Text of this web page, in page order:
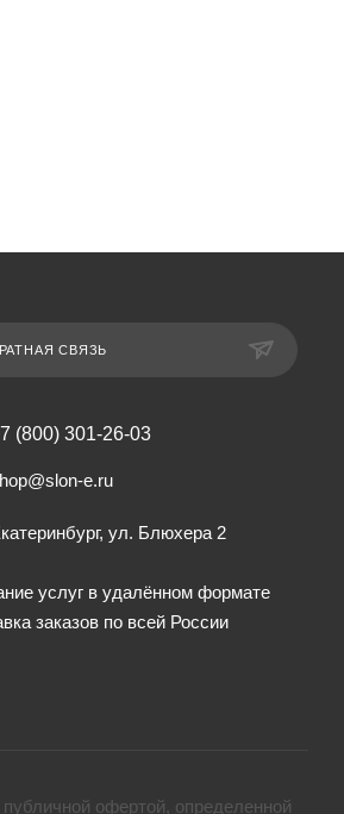
СВЯЗЬ
(800) 301-26-03
e.ru
ул. Блюхера 2
услуг в удалённом формате
заказов по всей России
офертой, определенной